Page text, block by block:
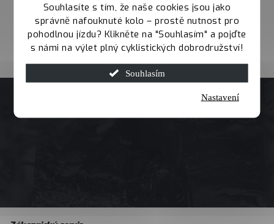
Souhlasíte s tím, že naše cookies jsou jako
správně nafouknuté kolo – prostě nutnost pro
pohodlnou jízdu? Klikněte na "Souhlasím" a pojďte
s námi na výlet plný cyklistických dobrodružství!
Souhlasím
Nastavení